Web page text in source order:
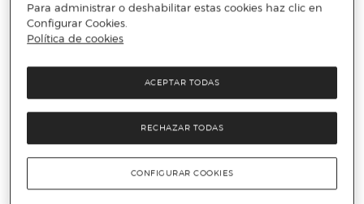
Para administrar o deshabilitar estas cookies haz clic en
Configurar Cookies.
Política de cookies
RECHAZAR TODAS
ACEPTAR TODAS
CONFIGURAR COOKIES